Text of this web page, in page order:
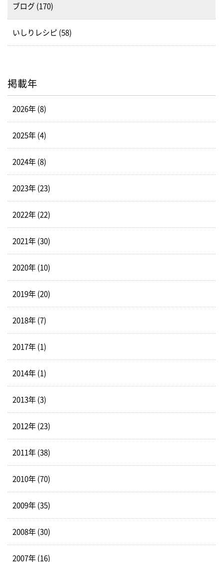
ブログ (170)
いしりレシピ (58)
掲載年
2026年 (8)
2025年 (4)
2024年 (8)
2023年 (23)
2022年 (22)
2021年 (30)
2020年 (10)
2019年 (20)
2018年 (7)
2017年 (1)
2014年 (1)
2013年 (3)
2012年 (23)
2011年 (38)
2010年 (70)
2009年 (35)
2008年 (30)
2007年 (16)